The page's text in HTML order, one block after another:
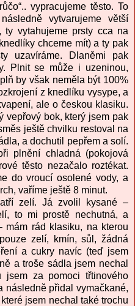
vypracujeme těsto. To
vytvarujeme větší
ty vytahujeme prsty cca na
chceme mít) a ty pak
uzavíráme. Dlaněmi pak
Plnit se může i uzeninou,
by však neměla být 100%
z knedlíku vysype, a
ale o českou klasiku.
vepřový bok, který jsem pak
ještě chvilku restoval na
a dochutil pepřem a solí.
plnění chladná (pokojová
těsto nezačalo roztékat.
do vroucí osolené vody, a
vaříme ještě 8 minut.
zelí. Já zvolil kysané –
to mi prostě nechutná, a
mám rád klasiku, na kterou
zelí, kmín, sůl, žádná
a cukry navíc (teď jsem
a troše sádla jsem nechal
jsem za pomoci třtinového
následně přidal vymačkané,
jsem nechal také trochu